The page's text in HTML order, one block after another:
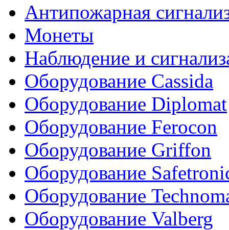
Антипожарная
Монеты
Наблюдение и
Оборудование Cassida
Оборудование Diplomat
Оборудование Ferocon
Оборудование Griffon
Оборудование
Оборудование
Оборудование Valberg